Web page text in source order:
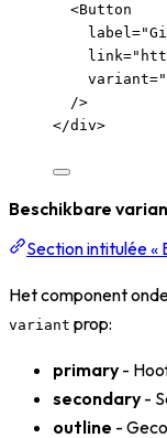
<Button
label="
link="
variant="
/>
</div>
Beschikbare
Section intitulée «
Het component
variant prop:
primary -
secondary -
outline -